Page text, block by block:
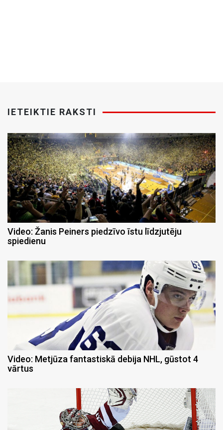
IETEIKTIE RAKSTI
Video: Žanis Peiners piedzīvo īstu līdzjutēju
spiedienu
Video: Metjūza fantastiskā debija NHL, gūstot 4
vārtus